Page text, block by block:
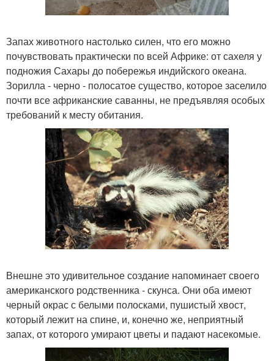
Запах животного настолько силен, что его можно
почувствовать практически по всей Африке: от сахеля у
подножия Сахары до побережья индийского океана.
Зорилла - черно - полосатое существо, которое заселило
почти все африканские саванны, не предъявляя особых
требований к месту обитания.
Внешне это удивительное создание напоминает своего
американского родственника - скунса. Они оба имеют
черный окрас с белыми полосками, пушистый хвост,
который лежит на спине, и, конечно же, неприятный
запах, от которого умирают цветы и падают насекомые.